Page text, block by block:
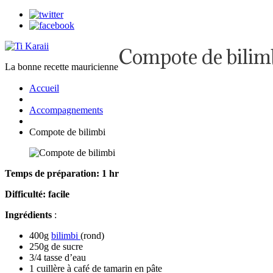
La bonne recette mauricienneCompote de
Accueil
Accompagnements
Compote de bilimbi
Temps de préparation: 1 hr
Difficulté: facile
Ingrédients :
400g bilimbi (rond)
250g de sucre
3/4 tasse d’eau
1 cuillère à café de tamarin en pâte